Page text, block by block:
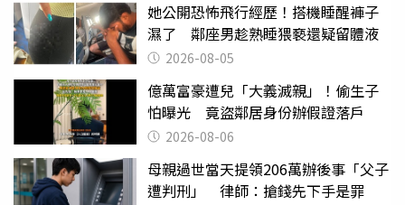
她公開恐怖飛行經歷！搭機睡醒褲子
濕了 鄰座男趁熟睡猥褻還疑留體液
2026-08-05
億萬富豪遭兒「大義滅親」！偷生子
怕曝光 竟盜鄰居身份辦假證落戶
2026-08-06
母親過世當天提領206萬辦後事「父子
遭判刑」 律師：搶錢先下手是罪